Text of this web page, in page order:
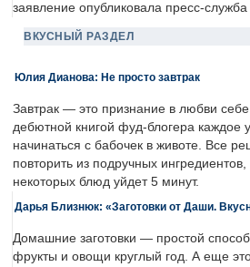
заявление опубликовала пресс-
ВКУСНЫЙ РАЗДЕЛ
Юлия Дианова: Не просто завтрак
Завтрак — это признание в любви
дебютной книгой фуд-блогера каждое
начинаться с бабочек в животе. Все
повторить из подручных
некоторых блюд уйдет 5 минут.
Дарья Близнюк: «Заготовки от Даши.
Домашние заготовки — простой
фрукты и овощи круглый год. А еще